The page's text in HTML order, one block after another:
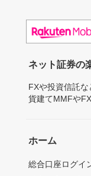
ネット証券の
FXや投資信託
貨建てMMFや
ホーム
総合口座ログイ